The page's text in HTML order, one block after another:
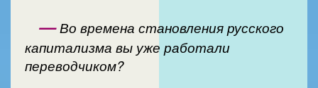
—Во времена становления русского
капитализма вы уже работали
переводчиком?